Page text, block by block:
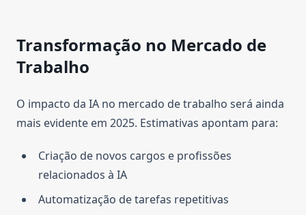
Transformação no Mercado de
Trabalho
O impacto da IA no mercado de trabalho será ainda
mais evidente em 2025. Estimativas apontam para:
Criação de novos cargos e profissões
relacionados à IA
Automatização de tarefas repetitivas